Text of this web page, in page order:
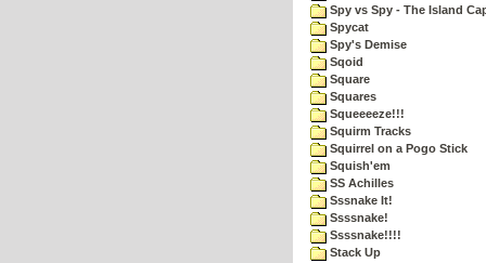
Spy vs Spy - The Island
Spycat
Spy's Demise
Sqoid
Square
Squares
Squeeeeze!!!
Squirm Tracks
Squirrel on a Pogo Stick
Squish'em
SS Achilles
Sssnake It!
Ssssnake!
Ssssnake!!!!
Stack Up